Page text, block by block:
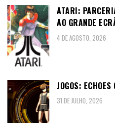
ATARI:
AO GRANDE
4 DE AGOSTO, 2026
JOGOS:
31 DE JULHO, 2026